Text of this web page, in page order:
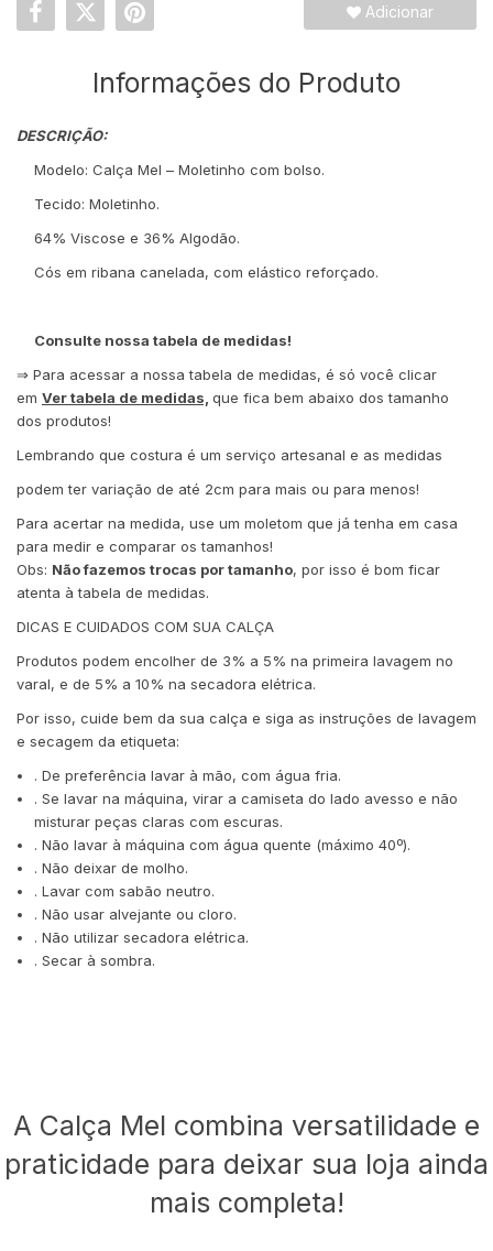
Adicionar
Informações do Produto
DESCRIÇÃO:
Modelo: Calça Mel – Moletinho com bolso.
Tecido: Moletinho.
64% Viscose e 36% Algodão.
Cós em ribana canelada, com elástico reforçado.
Consulte nossa tabela de medidas!
⇒ Para acessar a nossa tabela de medidas, é só você clicar
em Ver tabela de medidas, que fica bem abaixo dos tamanho
dos produtos!
Lembrando que costura é um serviço artesanal e as medidas
podem ter variação de até 2cm para mais ou para menos!
Para acertar na medida, use um moletom que já tenha em casa
para medir e comparar os tamanhos!
Obs: Não fazemos trocas por tamanho, por isso é bom ficar
atenta à tabela de medidas.
DICAS E CUIDADOS COM SUA CALÇA
Produtos podem encolher de 3% a 5% na primeira lavagem no
varal, e de 5% a 10% na secadora elétrica.
Por isso, cuide bem da sua calça e siga as instruções de lavagem
e secagem da etiqueta:
. De preferência lavar à mão, com água fria.
. Se lavar na máquina, virar a camiseta do lado avesso e não
misturar peças claras com escuras.
. Não lavar à máquina com água quente (máximo 40º).
. Não deixar de molho.
. Lavar com sabão neutro.
. Não usar alvejante ou cloro.
. Não utilizar secadora elétrica.
. Secar à sombra.
A Calça Mel combina versatilidade e
praticidade para deixar sua loja ainda
mais completa!